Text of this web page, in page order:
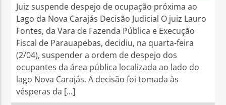
Juiz suspende despejo de ocupação próxima ao
Lago da Nova Carajás Decisão Judicial O juiz Lauro
Fontes, da Vara de Fazenda Pública e Execução
Fiscal de Parauapebas, decidiu, na quarta-feira
(2/04), suspender a ordem de despejo dos
ocupantes da área pública localizada ao lado do
lago Nova Carajás. A decisão foi tomada às
vésperas da […]